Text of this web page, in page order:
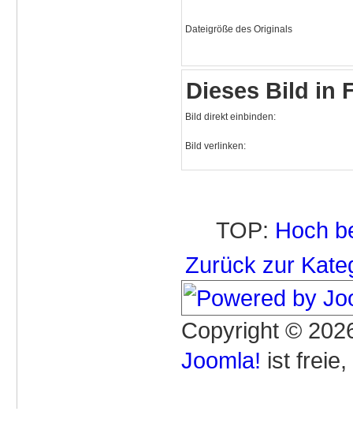
Dateigröße des Originals
Dieses Bild in
Bild direkt einbinden:
Bild verlinken:
TOP: Hoch
Zurück zur
Copyright ©
Joomla! ist